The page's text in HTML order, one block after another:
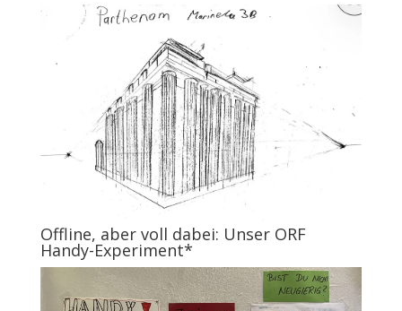
Offline, aber voll dabei: Unser ORF
Handy-Experiment*